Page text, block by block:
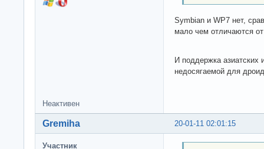
Symbian и WP7 нет,
мало чем отличаются
И поддержка азиатских
недосягаемой для
Неактивен
20-01-11 02:01:15
Gremiha
Участник